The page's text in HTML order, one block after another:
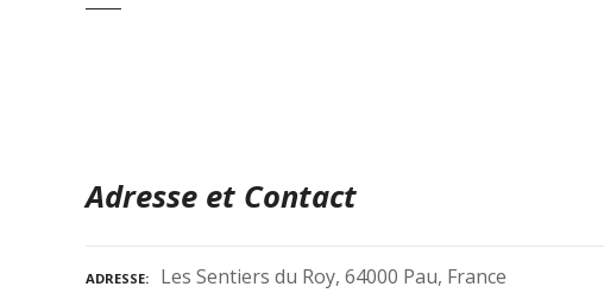
Adresse et Contact
ADRESSE Les Sentiers du Roy, 64000 Pau, France